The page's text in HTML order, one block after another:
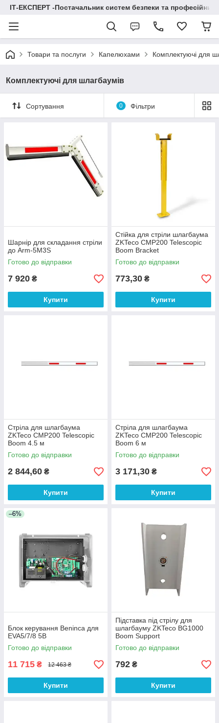
ІТ-ЕКСПЕРТ -Постачальник систем безпеки та професійних
Товари та послуги Капелюхами Комплектуючі для
Комплектуючі для шлагбаумів
Сортування 0 Фільтри
Шарнір для складання стріли
до Arm-5M3S
Готово до відправки
7 920 ₴
Купити
Стійка для стріли шлагбаума
ZKTeco CMP200 Telescopic
Boom Bracket
Готово до відправки
773,30 ₴
Купити
Стріла для шлагбаума
ZKTeco CMP200 Telescopic
Boom 4.5 м
Готово до відправки
2 844,60 ₴
Купити
Стріла для шлагбаума
ZKTeco CMP200 Telescopic
Boom 6 м
Готово до відправки
3 171,30 ₴
Купити
–6%
Блок керування Beninca для
EVA5/7/8 5B
Готово до відправки
11 715 ₴ 12 463 ₴
Купити
Підставка під стрілу для
шлагбауму ZKTeco BG1000
Boom Support
Готово до відправки
792 ₴
Купити